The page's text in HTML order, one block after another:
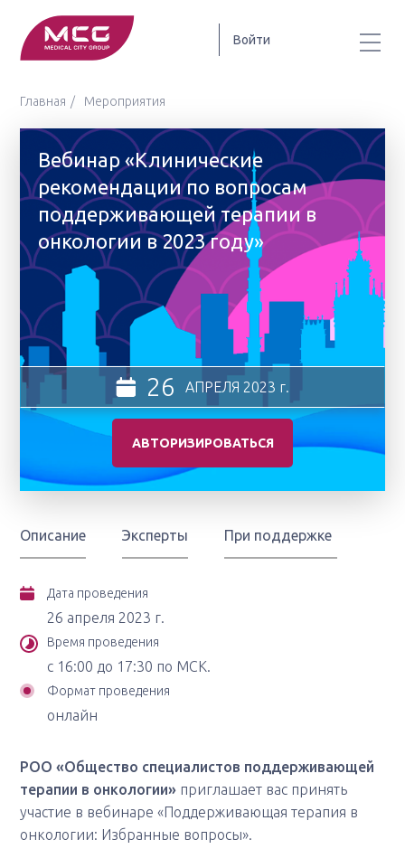
Войти
Главная Мероприятия
Вебинар «Клинические
рекомендации по вопросам
поддерживающей терапии в
онкологии в 2023 году»
АВТОРИЗИРОВАТЬСЯ
26 АПРЕЛЯ 2023 г.
Описание Эксперты При поддержке
Дата проведения
26 апреля 2023 г.
Время проведения
с 16:00 до 17:30 по МСК.
Формат проведения
онлайн
РОО «Общество специалистов поддерживающей
терапии в онкологии» приглашает вас принять
участие в вебинаре «Поддерживающая терапия в
онкологии: Избранные вопросы».